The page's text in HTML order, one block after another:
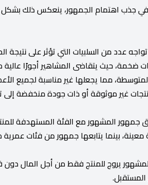
في جذب اهتمام الجمهور، ينعكس ذلك بشكل
عدد من السلبيات التي تؤثر على نتيجة
ضخمة، حيث يتقاضى المشاهير أجورًا عالية
مما يجعلها غير مناسبة لجميع
غير موثوقة أو ذات جودة منخفضة
جمهور المشهور مع الفئة المستهدفة
بينما يتابعها جمهور من فئات عمرية
يروج للمنتج فقط من أجل المال